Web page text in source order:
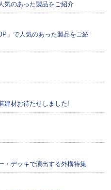
気のあった製品をご紹介
」で人気のあった製品をご紹
建材お待たせしました!
・デッキで演出する外構特集